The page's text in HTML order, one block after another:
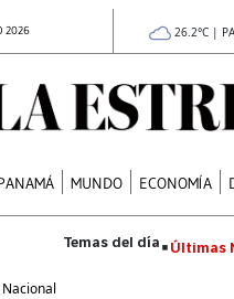
2026 26.2°C |
MUNDO ECONOMÍA
Últimas
Nacional